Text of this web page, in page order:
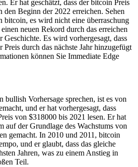
Er hat geschätzt, dass der bitcoin Preis
Beginn der 2022 erreichen. Sehen
bitcoin, es wird nicht eine überraschung
neuen Rekord durch das erreichen
Geschichte. Es wird vorhergesagt, dass
durch das nächste Jahr hinzugefügt
können Sie Immediate Edge
bullish Vorhersage sprechen, ist es von
und er hat vorhergesagt, dass
von $318000 bis 2021 lesen. Er hat
auf der Grundlage des Wachstums von
gemacht. In 2010 und 2011, bitcoin
und er glaubt, dass das gleiche
Jahren, was zu einem Anstieg in
Teil.